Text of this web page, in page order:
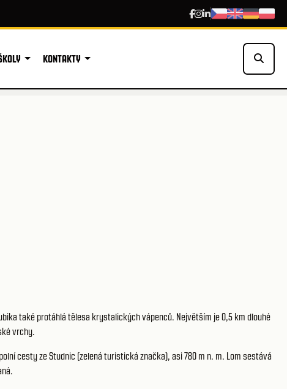
KONTAKTY
také protáhlá tělesa krystalických vápenců. Největším je 0,5 km dlouhé
vrchy.
cesty ze Studnic (zelená turistická značka), asi 780 m n. m. Lom sestává